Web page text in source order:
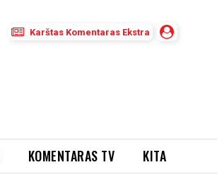
Karštas Komentaras Ekstra
KOMENTARAS TV KITA